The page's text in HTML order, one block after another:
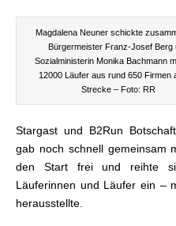
Magdalena Neuner schickte
Bürgermeister Franz-Josef Berg
Sozialministerin Monika Bachmann
12000 Läufer aus rund 650 Firmen
Strecke – Foto: RR
Stargast und B2Run
gab noch schnell gemeinsam
den Start frei und reihte
Läuferinnen und Läufer ein –
herausstellte.